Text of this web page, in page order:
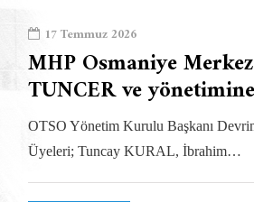
17 Temmuz 2026
MHP Osmaniye
TUNCER ve
OTSO Yönetim Kurulu Başkanı
Üyeleri; Tuncay KURAL, İbrahim…